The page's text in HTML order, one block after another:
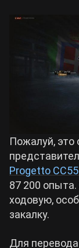
Пожалуй, это
Progetto
87 200
ходовую,
закалку.
Для